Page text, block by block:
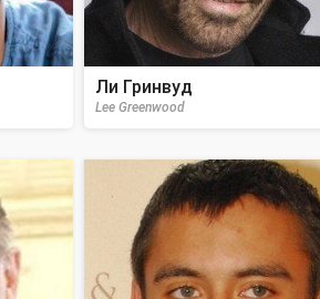
Ли Гринвуд
Lee Greenwood